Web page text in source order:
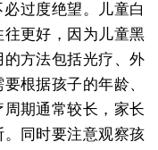
过度绝望。儿童白
更好，因为儿童黑
方法包括光疗、外
根据孩子的年龄、
期通常较长，家长
同时要注意观察孩